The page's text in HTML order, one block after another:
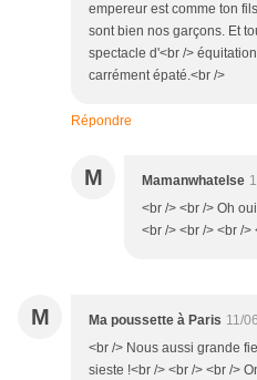
empereur est comme ton
sont bien nos garçons. Et
spectacle d'<br />
carrément épaté.<br />
Répondre
M Mamanwhatelse
<br /> <br /> Oh
<br /> <br /> <br />
M Ma poussette à Paris 11/
<br /> Nous aussi grande
sieste !<br /> <br /> <br />